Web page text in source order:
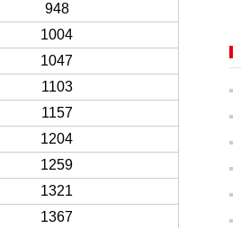
948
1004
1047
1103
1157
1204
1259
1321
1367